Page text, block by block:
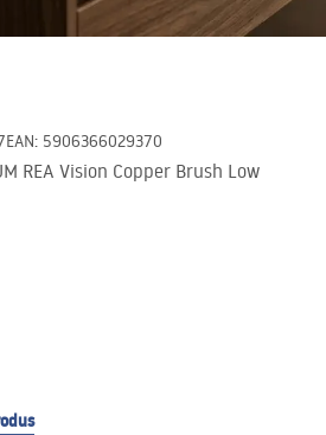
EAN: 5906366029370
REA Vision Copper Brush Low